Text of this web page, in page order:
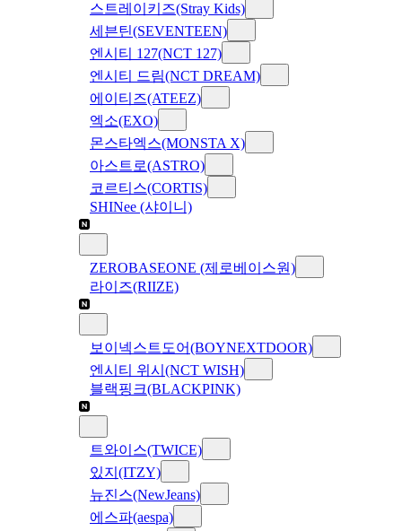
스트레이키즈(Stray Kids)
세븐틴(SEVENTEEN)
엔시티 127(NCT 127)
엔시티 드림(NCT DREAM)
에이티즈(ATEEZ)
엑소(EXO)
몬스타엑스(MONSTA X)
아스트로(ASTRO)
코르티스(CORTIS)
SHINee (샤이니)
ZEROBASEONE (제로베이스원)
라이즈(RIIZE)
보이넥스트도어(BOYNEXTDOOR)
엔시티 위시(NCT WISH)
블랙핑크(BLACKPINK)
트와이스(TWICE)
있지(ITZY)
뉴진스(NewJeans)
에스파(aespa)